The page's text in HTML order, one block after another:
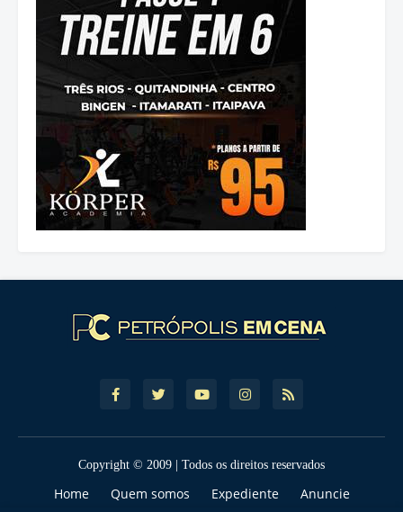
Copyright © 2009 | Todos os direitos reservados
Home Quem somos Expediente
Anuncie